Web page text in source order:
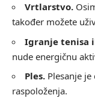
Vrtlarstvo.
također možete
Igranje tenisa
nude energičnu
Ples. Plesanje
raspoloženja.